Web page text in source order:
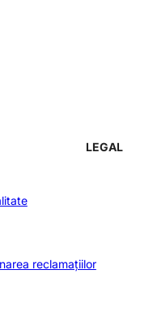
LEGAL
reclamațiilor